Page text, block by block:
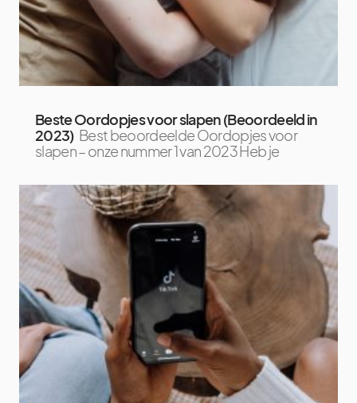
Beste Oordopjes voor slapen (Beoordeeld in
2023) Best beoordeelde Oordopjes voor
slapen – onze nummer 1 van 2023 Heb je